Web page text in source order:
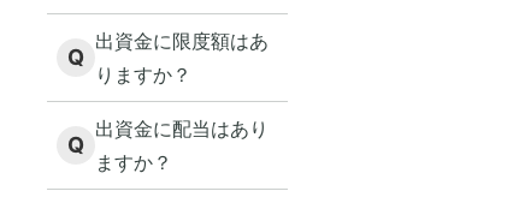
Q
出資金に限度額はあ
りますか？
Q
出資金に配当はあり
ますか？